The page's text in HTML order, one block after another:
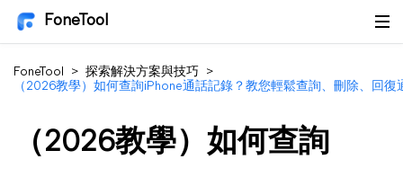
FoneTool
FoneTool > 探索解決方案與技巧
>
（2026教學）如何查詢iPhone通話記錄？教您輕鬆查詢、刪除、回復
（2026教學）如何查詢